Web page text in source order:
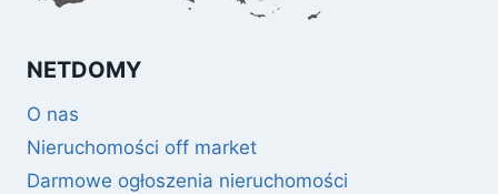
NETDOMY
O nas
Nieruchomości off market
Darmowe ogłoszenia nieruchomości